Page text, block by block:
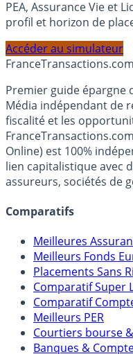
Calculez la répartition
PEA, Assurance Vie et
profil et horizon de
France
Premier guide épargne
Média indépendant de
fiscalité et les
Online) est 100%
lien capitalistique avec
assureurs, sociétés de
Comparatifs
Meilleures
Meilleurs Fonds
Placements Sans
Comparatif Super
Comparatif
Meilleurs PER